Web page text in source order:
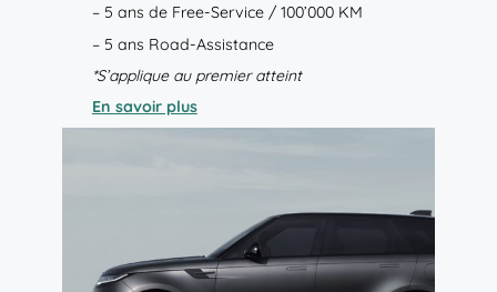
– 5 ans de Free-Service / 100’000 KM
– 5 ans Road-Assistance
*S’applique au premier atteint
En savoir plus